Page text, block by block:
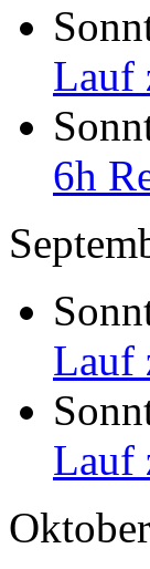
Lauf
6h
Lauf
Lauf